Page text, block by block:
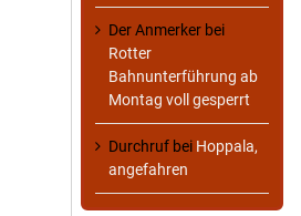
Der Anmerker bei
Rotter
Bahnunterführung ab
Montag voll gesperrt
Durchruf bei Hoppala,
angefahren